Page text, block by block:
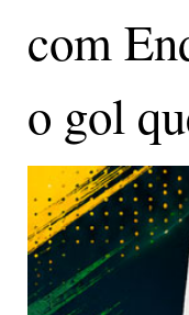
com
o gol